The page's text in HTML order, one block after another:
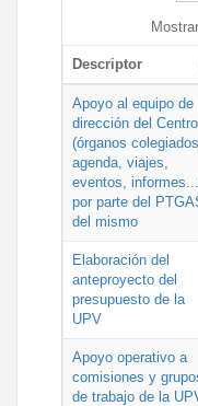
Descriptor
Apoyo al equipo de
dirección del Centro
(órganos colegiados,
agenda, viajes,
eventos,
por parte del
del mismo
Elaboración del
anteproyecto del
presupuesto de la
UPV
Apoyo operativo a
comisiones y
de trabajo de la